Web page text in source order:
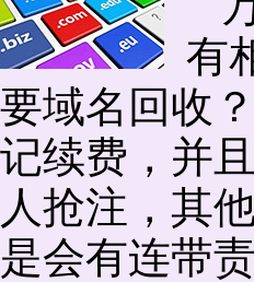
有
要域名回收
记续费，并
人抢注，其
是会有连带